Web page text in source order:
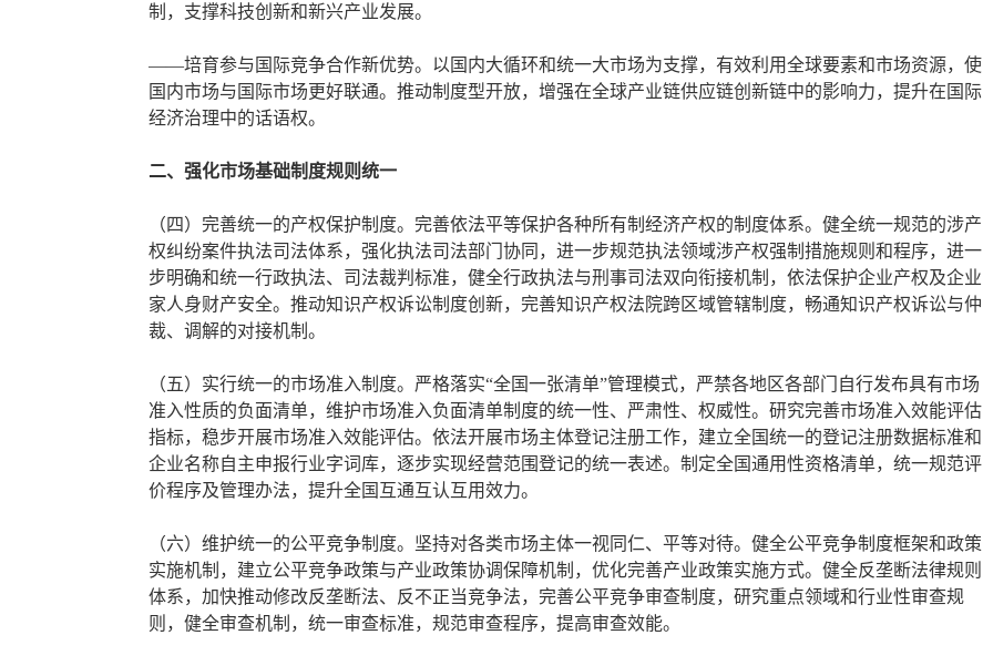
制，支撑科技创新和新兴产业发展。
——培育参与国际竞争合作新优势。以国内大循环和统一大市场为支撑，有效利用全球要素和市场资源，使
国内市场与国际市场更好联通。推动制度型开放，增强在全球产业链供应链创新链中的影响力，提升在国际
经济治理中的话语权。
二、强化市场基础制度规则统一
（四）完善统一的产权保护制度。完善依法平等保护各种所有制经济产权的制度体系。健全统一规范的涉产
权纠纷案件执法司法体系，强化执法司法部门协同，进一步规范执法领域涉产权强制措施规则和程序，进一
步明确和统一行政执法、司法裁判标准，健全行政执法与刑事司法双向衔接机制，依法保护企业产权及企业
家人身财产安全。推动知识产权诉讼制度创新，完善知识产权法院跨区域管辖制度，畅通知识产权诉讼与仲
裁、调解的对接机制。
（五）实行统一的市场准入制度。严格落实“全国一张清单”管理模式，严禁各地区各部门自行发布具有市场
准入性质的负面清单，维护市场准入负面清单制度的统一性、严肃性、权威性。研究完善市场准入效能评估
指标，稳步开展市场准入效能评估。依法开展市场主体登记注册工作，建立全国统一的登记注册数据标准和
企业名称自主申报行业字词库，逐步实现经营范围登记的统一表述。制定全国通用性资格清单，统一规范评
价程序及管理办法，提升全国互通互认互用效力。
（六）维护统一的公平竞争制度。坚持对各类市场主体一视同仁、平等对待。健全公平竞争制度框架和政策
实施机制，建立公平竞争政策与产业政策协调保障机制，优化完善产业政策实施方式。健全反垄断法律规则
体系，加快推动修改反垄断法、反不正当竞争法，完善公平竞争审查制度，研究重点领域和行业性审查规
则，健全审查机制，统一审查标准，规范审查程序，提高审查效能。